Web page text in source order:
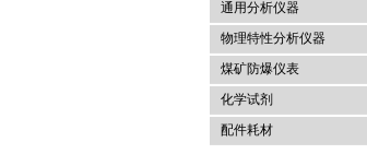
麦科仪（北京）科技有限公司
通用分析仪器
物理特性分析仪器
煤矿防爆仪表
化学试剂
配件耗材